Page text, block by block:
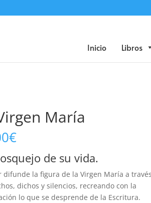
Inicio Libros
Búsqueda
María
€
de su vida.
difunde la figura de la Virgen María a
dichos y silencios, recreando con la
lo que se desprende de la Escritura.